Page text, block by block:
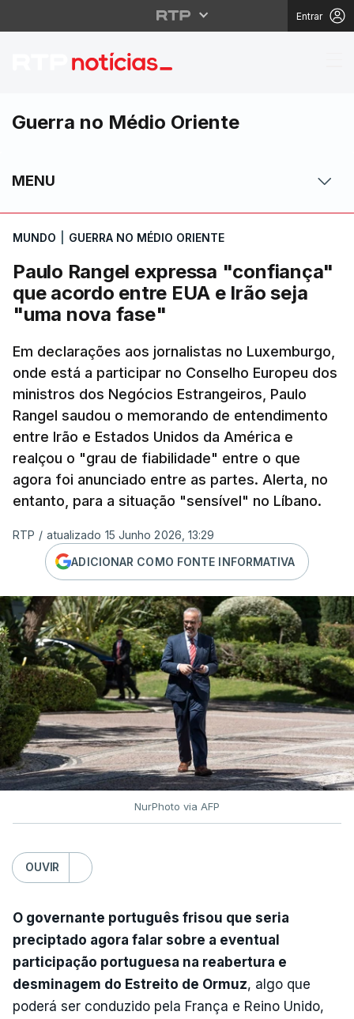
Entrar
Paulo Rangel
Guerra no Médio Oriente
MENU
MUNDO GUERRA NO MÉDIO ORIENTE
Paulo Rangel expressa "confiança"
que acordo entre EUA e Irão seja
"uma nova fase"
Em declarações aos jornalistas no Luxemburgo,
onde está a participar no Conselho Europeu dos
ministros dos Negócios Estrangeiros, Paulo
Rangel saudou o memorando de entendimento
entre Irão e Estados Unidos da América e
realçou o "grau de fiabilidade" entre o que
agora foi anunciado entre as partes. Alerta, no
entanto, para a situação "sensível" no Líbano.
RTP / atualizado 15 Junho 2026, 13:29
ADICIONAR COMO FONTE INFORMATIVA
NurPhoto via AFP
OUVIR
O governante português frisou que seria
preciptado agora falar sobre a eventual
participação portuguesa na reabertura e
desminagem do Estreito de Ormuz, algo que
poderá ser conduzido pela França e Reino Unido,